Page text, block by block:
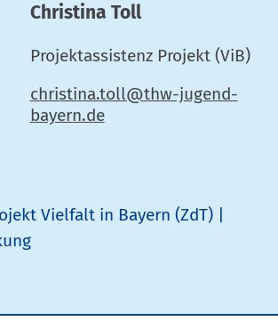
Christina Toll
Projektassistenz Projekt (ViB)
Vielfalt in Bayern (ZdT)